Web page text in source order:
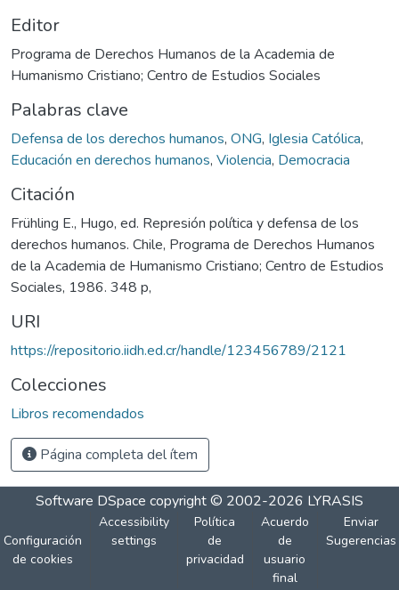
Editor
Programa de Derechos Humanos de la Academia de
Humanismo Cristiano; Centro de Estudios Sociales
Palabras clave
Defensa de los derechos humanos, ONG, Iglesia Católica,
Educación en derechos humanos, Violencia, Democracia
Citación
Frühling E., Hugo, ed. Represión política y defensa de los
derechos humanos. Chile, Programa de Derechos Humanos
de la Academia de Humanismo Cristiano; Centro de Estudios
Sociales, 1986. 348 p,
URI
https://repositorio.iidh.ed.cr/handle/123456789/2121
Colecciones
Libros recomendados
Página completa del ítem
Software DSpace copyright © 2002-2026 LYRASIS
Configuración
de cookies
Accessibility
settings
Política
de
privacidad
Acuerdo
de
usuario
final
Enviar
Sugerencias